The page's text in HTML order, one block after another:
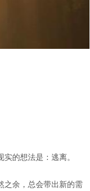
的想法是：逃离。
之余，总会带出新的需